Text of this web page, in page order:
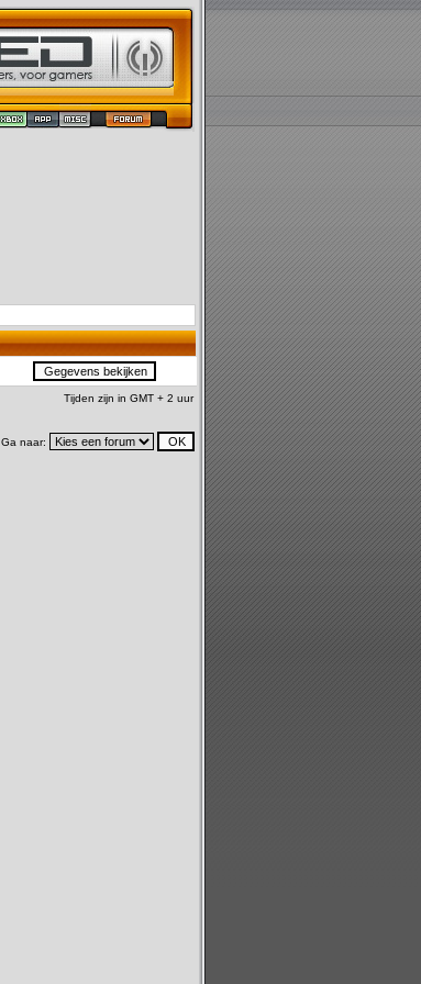
Tijden zijn in GMT + 2 uur
Ga naar: